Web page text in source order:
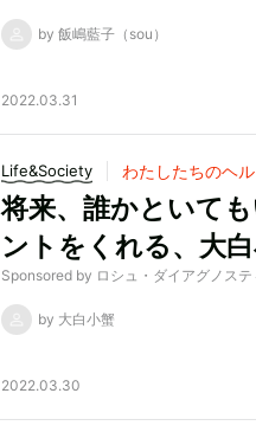
by 飯嶋藍子（sou）
2022.03.31
Life&Society わたしたちのヘ
将来、誰かといて
ントをくれる、大
Sponsored by ロシュ・ダイアグノス
by 大白小蟹
2022.03.30